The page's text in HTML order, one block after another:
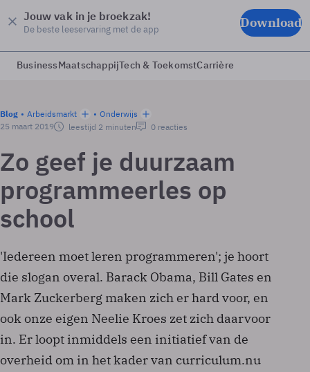
Jouw vak in je broekzak!
De beste leeservaring met de app Download
BusinessMaatschappijTech & ToekomstCarrière
Blog Arbeidsmarkt
Onderwijs
25 maart 2019
leestijd 2 minuten 0 reacties
Zo geef je duurzaam
programmeerles op
school
'Iedereen moet leren programmeren'; je hoort
die slogan overal. Barack Obama, Bill Gates en
Mark Zuckerberg maken zich er hard voor, en
ook onze eigen Neelie Kroes zet zich daarvoor
in. Er loopt inmiddels een initiatief van de
overheid om in het kader van curriculum.nu